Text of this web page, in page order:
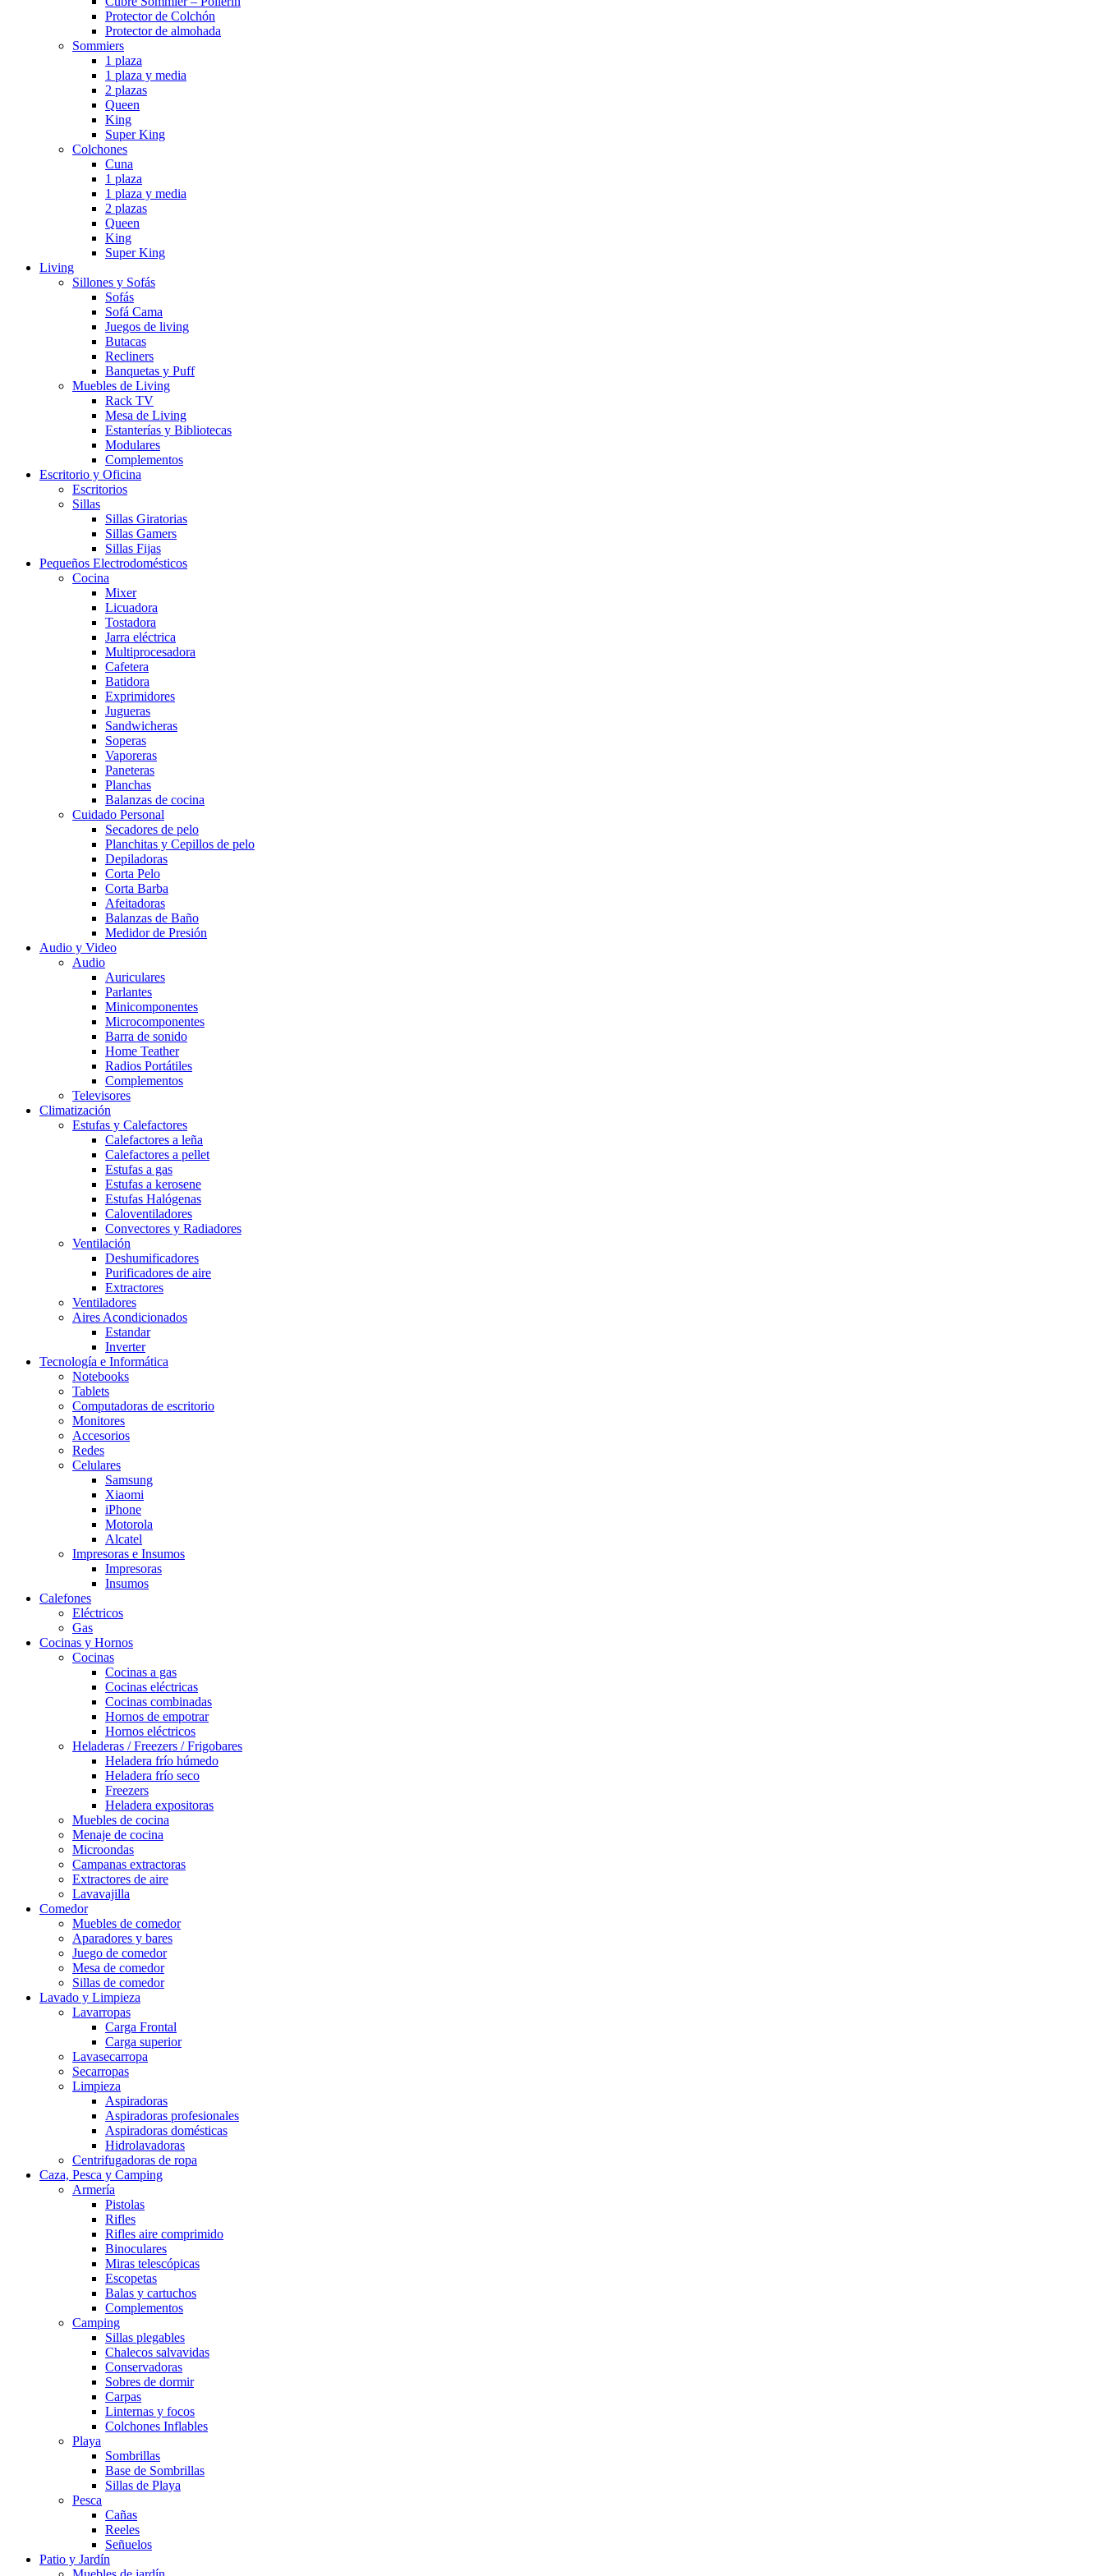
Protector de Colchón
Protector de almohada
Sommiers
1 plaza
1 plaza y media
2 plazas
Queen
King
Super King
Colchones
Cuna
1 plaza
1 plaza y media
2 plazas
Queen
King
Super King
Living
Sillones y Sofás
Sofás
Sofá Cama
Juegos de living
Butacas
Recliners
Banquetas y Puff
Muebles de Living
Rack TV
Mesa de Living
Estanterías y Bibliotecas
Modulares
Complementos
Escritorio y Oficina
Escritorios
Sillas
Sillas Giratorias
Sillas Gamers
Sillas Fijas
Pequeños Electrodomésticos
Cocina
Mixer
Licuadora
Tostadora
Jarra eléctrica
Multiprocesadora
Cafetera
Batidora
Exprimidores
Jugueras
Sandwicheras
Soperas
Vaporeras
Paneteras
Planchas
Balanzas de cocina
Cuidado Personal
Secadores de pelo
Planchitas y Cepillos de pelo
Depiladoras
Corta Pelo
Corta Barba
Afeitadoras
Balanzas de Baño
Medidor de Presión
Audio y Video
Audio
Auriculares
Parlantes
Minicomponentes
Microcomponentes
Barra de sonido
Home Teather
Radios Portátiles
Complementos
Televisores
Climatización
Estufas y Calefactores
Calefactores a leña
Calefactores a pellet
Estufas a gas
Estufas a kerosene
Estufas Halógenas
Caloventiladores
Convectores y Radiadores
Ventilación
Deshumificadores
Purificadores de aire
Extractores
Ventiladores
Aires Acondicionados
Estandar
Inverter
Tecnología e Informática
Notebooks
Tablets
Computadoras de escritorio
Monitores
Accesorios
Redes
Celulares
Samsung
Xiaomi
iPhone
Motorola
Alcatel
Impresoras e Insumos
Impresoras
Insumos
Calefones
Eléctricos
Gas
Cocinas y Hornos
Cocinas
Cocinas a gas
Cocinas eléctricas
Cocinas combinadas
Hornos de empotrar
Hornos eléctricos
Heladeras / Freezers / Frigobares
Heladera frío húmedo
Heladera frío seco
Freezers
Heladera expositoras
Muebles de cocina
Menaje de cocina
Microondas
Campanas extractoras
Extractores de aire
Lavavajilla
Comedor
Muebles de comedor
Aparadores y bares
Juego de comedor
Mesa de comedor
Sillas de comedor
Lavado y Limpieza
Lavarropas
Carga Frontal
Carga superior
Lavasecarropa
Secarropas
Limpieza
Aspiradoras
Aspiradoras profesionales
Aspiradoras domésticas
Hidrolavadoras
Centrifugadoras de ropa
Caza, Pesca y Camping
Armería
Pistolas
Rifles
Rifles aire comprimido
Binoculares
Miras telescópicas
Escopetas
Balas y cartuchos
Complementos
Camping
Sillas plegables
Chalecos salvavidas
Conservadoras
Sobres de dormir
Carpas
Linternas y focos
Colchones Inflables
Playa
Sombrillas
Base de Sombrillas
Sillas de Playa
Pesca
Cañas
Reeles
Señuelos
Patio y Jardín